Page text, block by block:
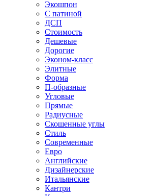
Экошпон
С патиной
ДСП
Стоимость
Дешевые
Дорогие
Эконом-класс
Элитные
Форма
П-образные
Угловые
Прямые
Радиусные
Скошенные углы
Стиль
Современные
Евро
Английские
Дизайнерские
Итальянские
Кантри